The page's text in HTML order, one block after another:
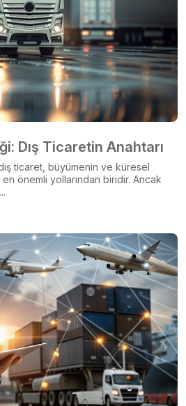
Dış Ticaretin Anahtarı
ticaret, büyümenin ve küresel
önemli yollarından biridir. Ancak